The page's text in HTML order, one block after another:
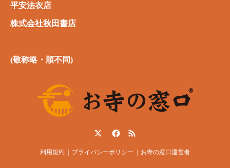
平安法衣店
株式会社秋田書店
(敬称略・順不同)
利用規約 プライバシーポリシー お寺の窓口運営者